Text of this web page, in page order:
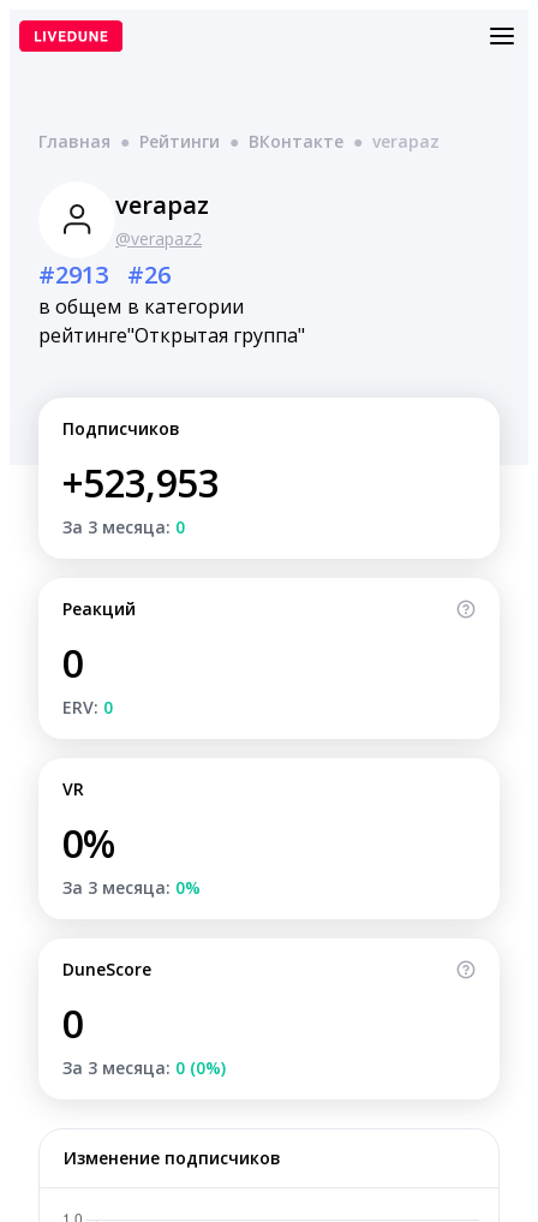
Перейти
Главная ● Рейтинги ● ВКонтакте ● verapaz
verapaz
@verapaz2
#2913
в общем
рейтинге
#26
в категории
"Открытая группа"
Подписчиков
+523,953
За 3 месяца: 0
Реакций
0
ERV: 0
VR
0%
За 3 месяца: 0%
DuneScore
0
За 3 месяца: 0 (0%)
Изменение подписчиков